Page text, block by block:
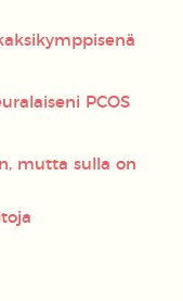
PCOS
mutta sulla on